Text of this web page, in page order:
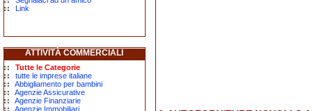
Link
ATTIVITÀ COMMERCIALI
Tutte le Categorie
tutte le imprese italiane
Abbigliamento per bambini
Agenzie Assicurative
Agenzie Finanziarie
Agenzie Immobiliari